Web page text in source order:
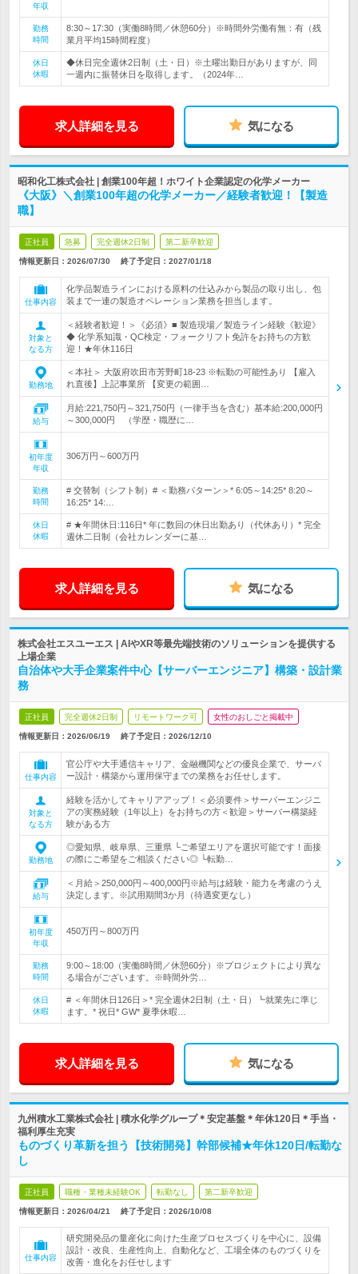
年収
勤務
時間
8:30～17:30（実働8時間／休憩60分）※時間外労働有無：有（残
業月平均15時間程度）
休日
休暇
◆休日完全週休2日制（土・日）※土曜出勤日がありますが、同
一週内に振替休日を取得します。（2024年…
求人詳細を見る 気になる
昭和化工株式会社 | 創業100年超！ホワイト企業認定の化学メーカー
《大阪》＼創業100年超の化学メーカー／経験者歓迎！【製造
職】
正社員 急募 完全週休2日制 第二新卒歓迎
情報更新日：2026/07/30 終了予定日： 2027/01/18
仕事内容
化学品製造ラインにおける原料の仕込みから製品の取り出し、包
装まで一連の製造オペレーション業務を担当します。
対象と
なる方
＜経験者歓迎！＞《必須》■ 製造現場／製造ライン経験《歓迎》
◆ 化学系知識・QC検定・フォークリフト免許をお持ちの方歓
迎！★年休116日
勤務地
＜本社＞ 大阪府吹田市芳野町18-23 ※転勤の可能性あり 【雇入
れ直後】上記事業所 【変更の範囲…
給与
月給:221,750円～321,750円（一律手当を含む）基本給:200,000円
～300,000円 （学歴・職歴に…
初年度
年収
306万円～600万円
勤務
時間
# 交替制（シフト制）# ＜勤務パターン＞* 6:05～14:25* 8:20～
16:25* 14:…
休日
休暇
# ★年間休日:116日* 年に数回の休日出勤あり（代休あり）* 完全
週休二日制（会社カレンダーに基…
求人詳細を見る 気になる
株式会社エスユーエス | AIやXR等最先端技術のソリューションを提供する
上場企業
自治体や大手企業案件中心【サーバーエンジニア】構築・設計業
務
正社員 完全週休2日制 リモートワーク可 女性のおしごと掲載中
情報更新日：2026/06/19 終了予定日： 2026/12/10
仕事内容
官公庁や大手通信キャリア、金融機関などの優良企業で、サーバ
ー設計・構築から運用保守までの業務をお任せします。
対象と
なる方
経験を活かしてキャリアアップ！＜必須要件＞サーバーエンジニ
アの実務経験（1年以上）をお持ちの方＜歓迎＞サーバー構築経
験がある方
勤務地
◎愛知県、岐阜県、三重県 └ご希望エリアを選択可能です！面接
の際にご希望をご相談ください◎ └転勤…
給与
＜月給＞250,000円～400,000円※給与は経験・能力を考慮のうえ
決定します。※試用期間3か月（待遇変更なし）
初年度
年収
450万円～800万円
勤務
時間
9:00～18:00（実働8時間／休憩60分）※プロジェクトにより異な
る場合がございます。※時間外労…
休日
休暇
# ＜年間休日126日＞* 完全週休2日制（土・日）┗就業先に準じ
ます。* 祝日* GW* 夏季休暇…
求人詳細を見る 気になる
九州積水工業株式会社 | 積水化学グループ＊安定基盤＊年休120日＊手当・
福利厚生充実
ものづくり革新を担う【技術開発】幹部候補★年休120日/転勤な
し
正社員 職種・業種未経験OK 転勤なし 第二新卒歓迎
情報更新日：2026/04/21 終了予定日： 2026/10/08
仕事内容
研究開発品の量産化に向けた生産プロセスづくりを中心に、設備
設計・改良、生産性向上、自動化など、工場全体のものづくりを
改善・進化をお任せします